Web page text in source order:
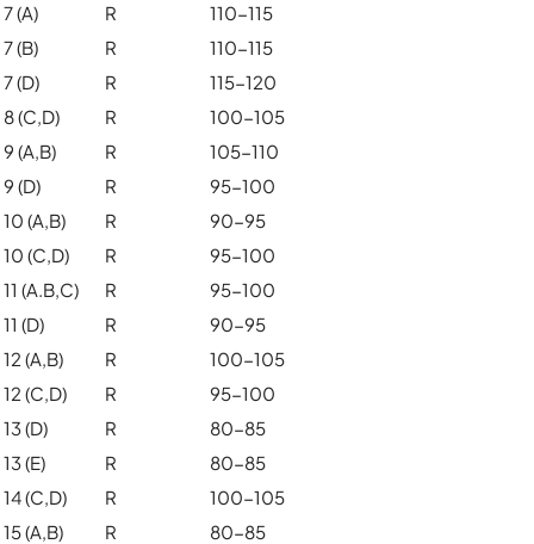
7 (A)
R
110-115
7 (B)
R
110-115
7 (D)
R
115-120
8 (C,D)
R
100-105
9 (A,B)
R
105-110
9 (D)
R
95-100
10 (A,B)
R
90-95
10 (C,D)
R
95-100
11 (A.B,C)
R
95-100
11 (D)
R
90-95
12 (A,B)
R
100-105
12 (C,D)
R
95-100
13 (D)
R
80-85
13 (E)
R
80-85
14 (C,D)
R
100-105
15 (A,B)
R
80-85